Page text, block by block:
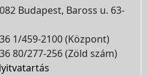
Budapest, Baross u. 63-
1/459-2100 (Központ)
80/277-256 (Zöld szám)